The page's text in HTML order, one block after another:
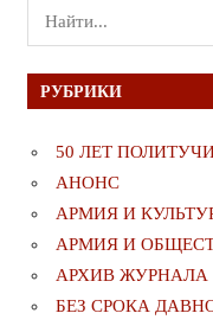
Поиск
для:
РУБРИКИ
50 ЛЕТ
АНОНС
АРМИЯ И
АРМИЯ И
АРХИВ ЖУРНАЛА
БЕЗ СРОКА